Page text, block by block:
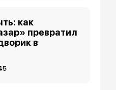
как
превратил
в